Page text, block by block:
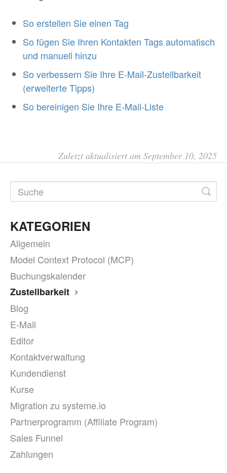
So erstellen Sie einen Tag
So fügen Sie Ihren Kontakten Tags automatisch
und manuell hinzu
So verbessern Sie Ihre E-Mail-Zustellbarkeit
(erweiterte Tipps)
So bereinigen Sie Ihre E-Mail-Liste
Zuletzt aktualisiert am September 10, 2025
KATEGORIEN
Allgemein
Model Context Protocol (MCP)
Buchungskalender
Zustellbarkeit
Blog
E-Mail
Editor
Kontaktverwaltung
Kundendienst
Kurse
Migration zu systeme.io
Partnerprogramm (Affiliate Program)
Sales Funnel
Zahlungen